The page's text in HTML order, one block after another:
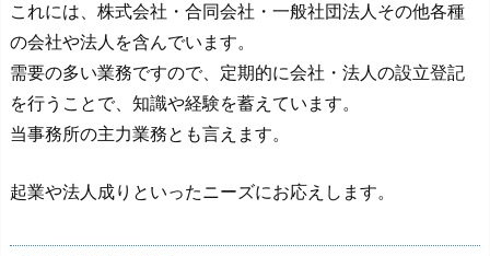
これには、株式会社・合同会社・一般社団法人その他各種
の会社や法人を含んでいます。
需要の多い業務ですので、定期的に会社・法人の設立登記
を行うことで、知識や経験を蓄えています。
当事務所の主力業務とも言えます。
起業や法人成りといったニーズにお応えします。